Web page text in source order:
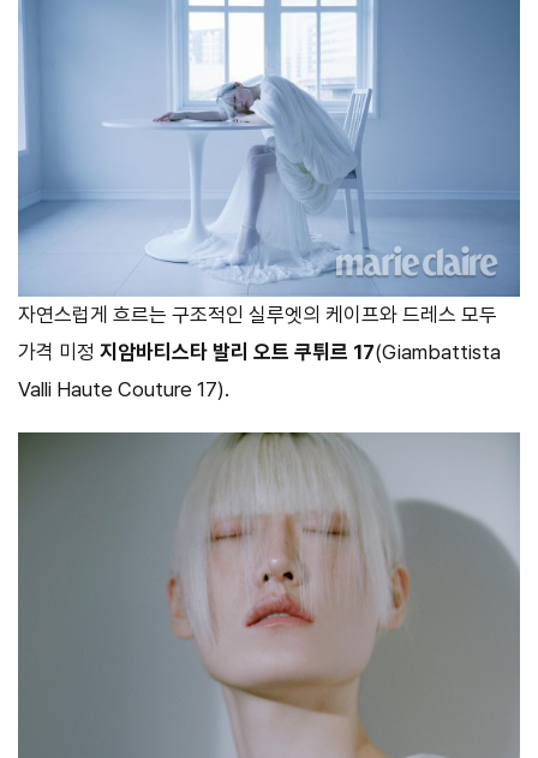
자연스럽게 흐르는 구조적인 실루엣의 케이프와 드레스 모두
가격 미정 지암바티스타 발리 오트 쿠튀르 17(Giambattista
Valli Haute Couture 17).